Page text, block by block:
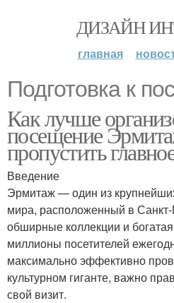
ДИЗАЙН
главная
Подготовка к
Как лучше
посещение
пропустить
Введение
Эрмитаж — один из
мира, расположенный в Санкт-
обширные коллекции и
миллионы посетителей
максимально эффективно
культурном гиганте, важно
свой визит.